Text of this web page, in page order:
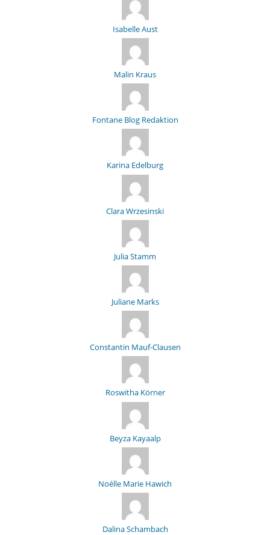
Isabelle Aust
Malin Kraus
Fontane Blog Redaktion
Karina Edelburg
Clara Wrzesinski
Julia Stamm
Juliane Marks
Constantin Mauf-Clausen
Roswitha Körner
Beyza Kayaalp
Noélle Marie Hawich
Dalina Schambach